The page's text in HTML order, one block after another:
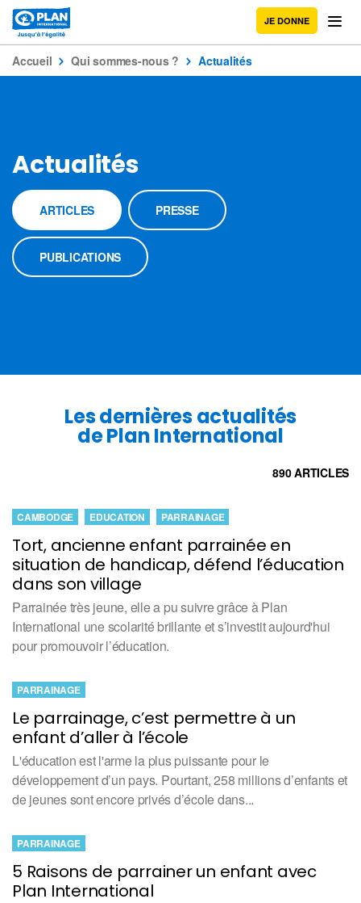
JE DONNE
Accueil Qui sommes-nous ? Actualités
Actualités
ARTICLES PRESSE
PUBLICATIONS
Les dernières actualités
de Plan International
890 ARTICLES
Tort, ancienne enfant parrainée en
situation de handicap, défend l’éducation
dans son village
CAMBODGE EDUCATION PARRAINAGE
Parrainée très jeune, elle a pu suivre grâce à Plan
International une scolarité brillante et s’investit aujourd'hui
pour promouvoir l’éducation.
Le parrainage, c’est permettre à un
enfant d’aller à l’école
PARRAINAGE
L'éducation est l'arme la plus puissante pour le
développement d’un pays. Pourtant, 258 millions d’enfants et
de jeunes sont encore privés d’école dans...
5 Raisons de parrainer un enfant avec
Plan International
PARRAINAGE